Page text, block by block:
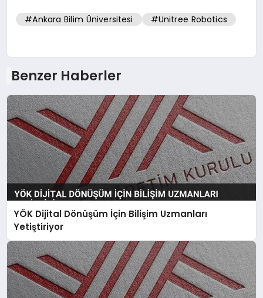
#Ankara Bilim Üniversitesi #Unitree Robotics
Benzer Haberler
YÖK Dijital Dönüşüm İçin Bilişim Uzmanları
Yetiştiriyor